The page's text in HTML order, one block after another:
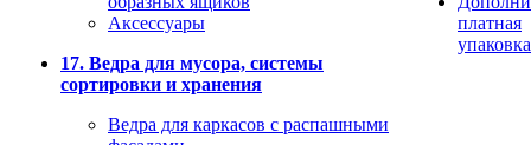
Аксессуары
17. Ведра для мусора, системы
сортировки и хранения
Ведра для каркасов с распашными
платная
упаковка